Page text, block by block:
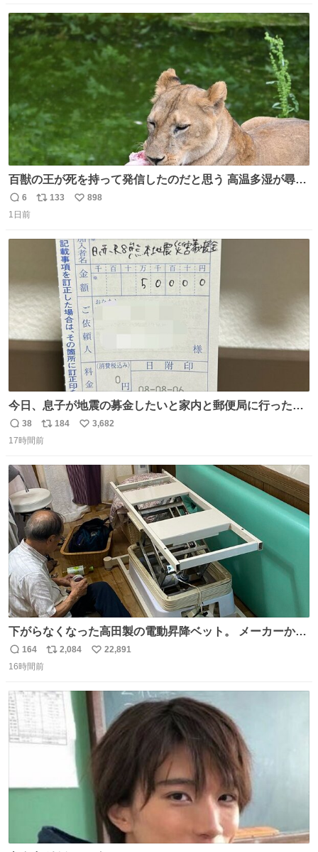
ト
数
数
百獣の王が死を持って発信したのだと思う 高温多湿が尋常
でない日本の夏 どうか早急に飼育の環境を見直して 動物の
命を護ってください…と 治療中のライオンが助かりますよ
動物公園にて 残念ながら個体の識別は出来ません
返
信
6
リ
133
い
数
898
1日前
今日、息子が地震の募金したいと家内と郵便局に行ったみ
たいです。おもちゃとか買う選択肢もあったと思うけど、
自分で貯めてた2万円を役に立てて欲しい、みんなも元気
かできたらなぁと思いました。
返
信
38
リ
ポ
ト
数
184
い
数
3,682
17時間前
下がらなくなった高田製の電動昇降ベット。 メーカーから
は、完全に見放されたんですが、 見事に85歳の父が治しま
した。 うちの父は、トヨタカローラのボディをオート生産
の配線をハンダで修理している横で、
返
信
164
リ
ト
2,084
い
22,891
16時間前